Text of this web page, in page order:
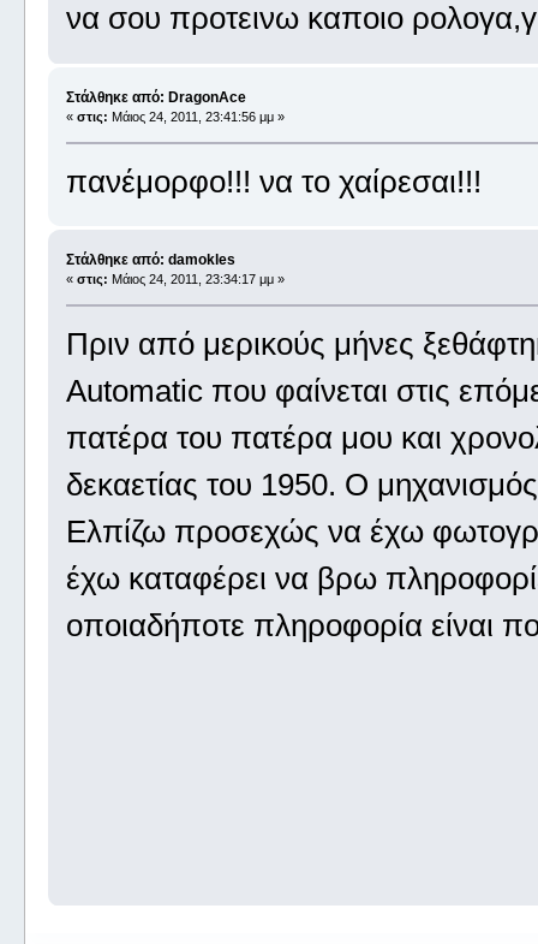
να σου προτεινω καποιο
Στάλθηκε από: DragonAce
« στις: Μάιος 24, 2011, 23:41:56 μμ »
πανέμορφο!!! να το χαίρεσαι!!!
Στάλθηκε από: damokles
« στις: Μάιος 24, 2011, 23:34:17 μμ »
Πριν από μερικούς μήνες
Automatic που φαίνεται στις
πατέρα του πατέρα μου και
δεκαετίας του 1950. Ο
Ελπίζω προσεχώς να έχω
έχω καταφέρει να βρω
οποιαδήποτε πληροφορία είναι